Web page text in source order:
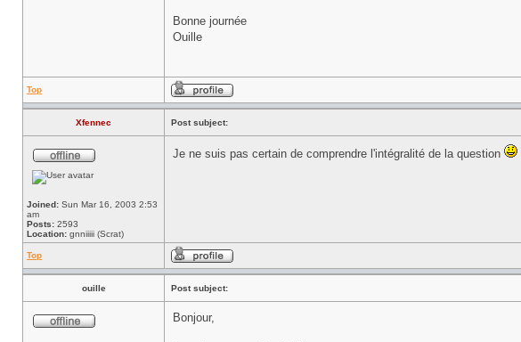
Bonne journée
Ouille
Top
Xfennec Post subject:
Joined: Sun Mar 16, 2003 2:53
am
Posts: 2593
Location: gnniiiii (Scrat)
Je ne suis pas certain de comprendre l'intégralité de la question
Top
ouille Post subject:
Bonjour,